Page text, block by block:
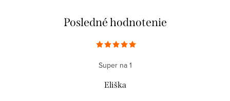
Posledné hodnotenie
Super na 1
Eliška